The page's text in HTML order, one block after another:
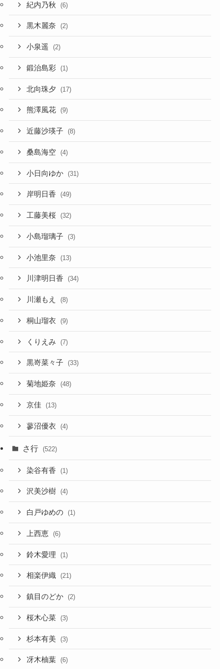
紀内乃秋 (6)
黒木麗奈 (2)
小泉遥 (2)
鍛治島彩 (1)
北向珠夕 (17)
熊澤風花 (9)
近藤沙瑛子 (8)
桑島海空 (4)
小日向ゆか (31)
岸明日香 (49)
工藤美桜 (32)
小島瑠璃子 (3)
小池里奈 (13)
川津明日香 (34)
川瀬もえ (8)
桐山瑠衣 (9)
くりえみ (7)
黒嵜菜々子 (33)
菊地姫奈 (48)
京佳 (13)
蓼沼優衣 (4)
さ行 (522)
染谷有香 (1)
沢美沙樹 (4)
白戸ゆめの (1)
上西恵 (6)
鈴木愛理 (1)
相楽伊織 (21)
鎮目のどか (2)
桜木心菜 (3)
杉本有美 (3)
冴木柚葉 (6)